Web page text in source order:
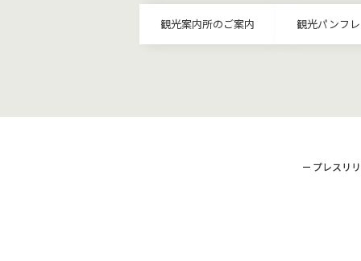
観光案内所のご案内 観光パンフ
プレスリ